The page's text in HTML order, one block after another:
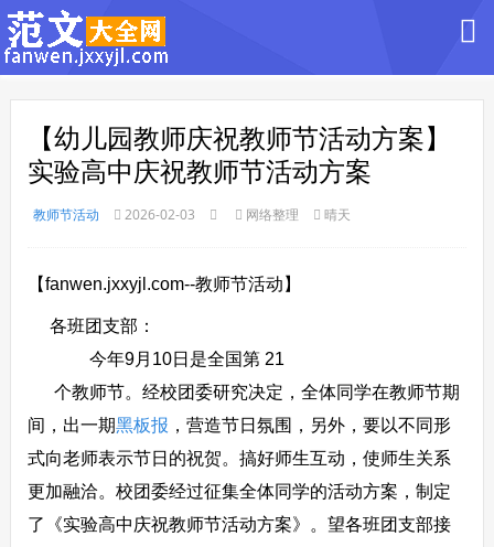
【幼儿园教师庆祝教师节活动方案】
实验高中庆祝教师节活动方案
教师节活动 2026-02-03 网络整理 晴天
【fanwen.jxxyjl.com--教师节活动】
各班团支部：
今年9月10日是全国第 21
个教师节。经校团委研究决定，全体同学在教师节期
间，出一期黑板报 ，营造节日氛围，另外，要以不同形
式向老师表示节日的祝贺。搞好师生互动，使师生关系
更加融洽。校团委经过征集全体同学的活动方案，制定
了《实验高中庆祝教师节活动方案》。望各班团支部接